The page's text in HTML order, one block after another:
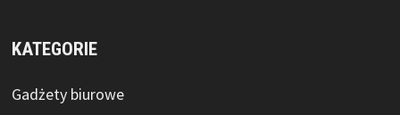
KATEGORIE
Gadżety biurowe